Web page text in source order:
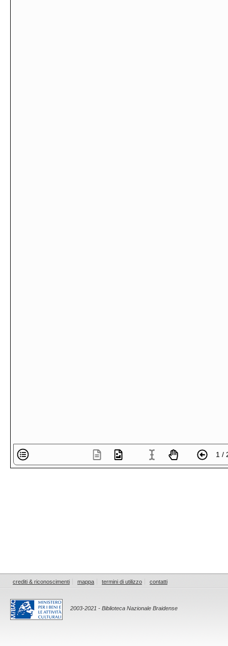
1 /
crediti & riconoscimenti mappa termini di utilizzo contatti
2003-2021 - Biblioteca Nazionale Braidense